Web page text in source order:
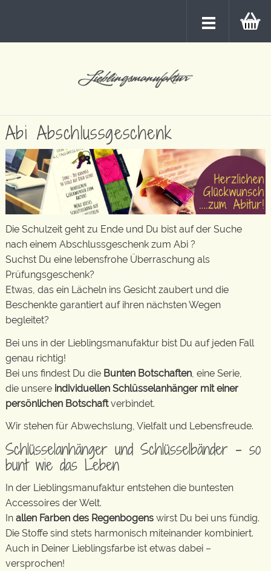
Abi Abschlussgeschenk
Die Schulzeit geht zu Ende und Du bist auf der Suche
nach einem Abschlussgeschenk zum Abi ?
Suchst Du eine lebensfrohe Überraschung als
Prüfungsgeschenk?
Etwas, das ein Lächeln ins Gesicht zaubert und die
Beschenkte garantiert auf ihren nächsten Wegen
begleitet?
Bei uns in der Lieblingsmanufaktur bist Du auf jeden Fall
genau richtig!
Bei uns findest Du die Bunten Botschaften , eine Serie,
die unsere individuellen Schlüsselanhänger mit einer
persönlichen Botschaftverbindet.
Wir stehen für Abwechslung, Vielfalt und Lebensfreude.
Schlüsselanhänger und Schlüsselbänder – so
bunt wie das Leben
In der Lieblingsmanufaktur entstehen die buntesten
Accessoires der Welt.
In allen Farben des Regenbogens wirst Du bei uns fündig.
Die Stoffe sind stets harmonisch miteinander kombiniert.
Auch in Deiner Lieblingsfarbe ist etwas dabei –
versprochen!